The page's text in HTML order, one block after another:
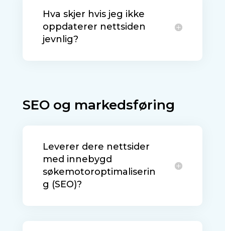
Hva skjer hvis jeg ikke
oppdaterer nettsiden
jevnlig?
SEO og markedsføring
Leverer dere nettsider
med innebygd
søkemotoroptimaliserin
g (SEO)?